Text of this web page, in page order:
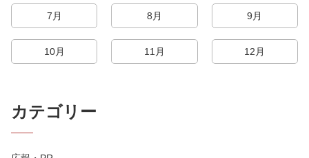
7月 8月 9月
10月 11月 12月
カテゴリー